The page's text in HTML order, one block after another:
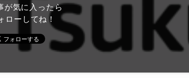
が気に入ったら
ローしてね！